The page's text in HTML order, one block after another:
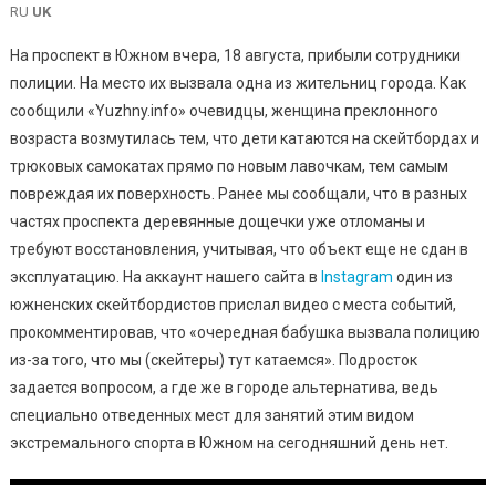
На
И
RU UK
На проспект в Южном вчера, 18 августа, прибыли сотрудники
полиции. На место их вызвала одна из жительниц города. Как
сообщили «Yuzhny.info» очевидцы, женщина преклонного
возраста возмутилась тем, что дети катаются на скейтбордах и
трюковых самокатах прямо по новым лавочкам, тем самым
повреждая их поверхность. Ранее мы сообщали, что в разных
частях проспекта деревянные дощечки уже отломаны и
требуют восстановления, учитывая, что объект еще не сдан в
эксплуатацию. На аккаунт нашего сайта в Instagram один из
южненских скейтбордистов прислал видео с места событий,
прокомментировав, что «очередная бабушка вызвала полицию
из-за того, что мы (скейтеры) тут катаемся». Подросток
задается вопросом, а где же в городе альтернатива, ведь
специально отведенных мест для занятий этим видом
экстремального спорта в Южном на сегодняшний день нет.